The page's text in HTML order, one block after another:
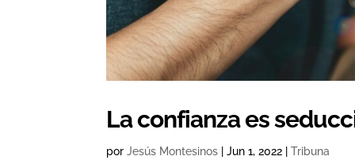
La confianza es
porJesús Montesinos |Jun 1, 2022 |Tribuna